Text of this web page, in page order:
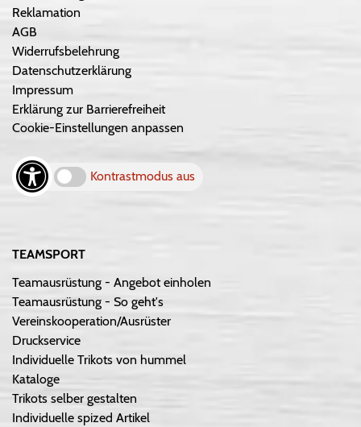
Reklamation
AGB
Widerrufsbelehrung
Datenschutzerklärung
Impressum
Erklärung zur Barrierefreiheit
Cookie-Einstellungen anpassen
Kontrastmodus aus
TEAMSPORT
Teamausrüstung - Angebot einholen
Teamausrüstung - So geht's
Vereinskooperation/Ausrüster
Druckservice
Individuelle Trikots von hummel
Kataloge
Trikots selber gestalten
Individuelle spized Artikel